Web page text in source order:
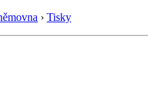
› Tisky